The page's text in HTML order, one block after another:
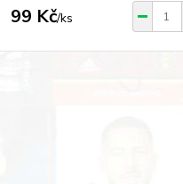
99 Kč/ks